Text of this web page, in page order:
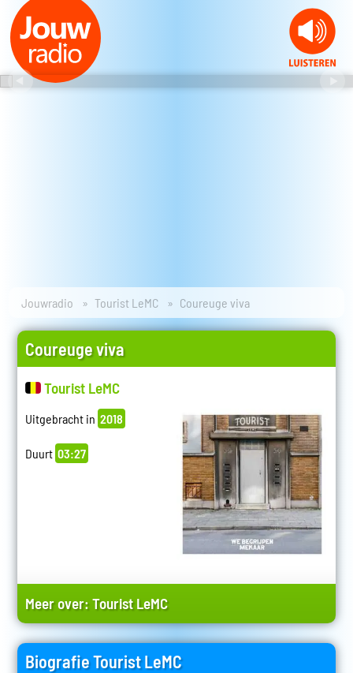
Jouwradio Tourist LeMC Coureuge viva
Coureuge viva
Tourist LeMC
Uitgebracht in 2018
Duurt 03:27
Meer over:Tourist LeMC
Biografie Tourist LeMC